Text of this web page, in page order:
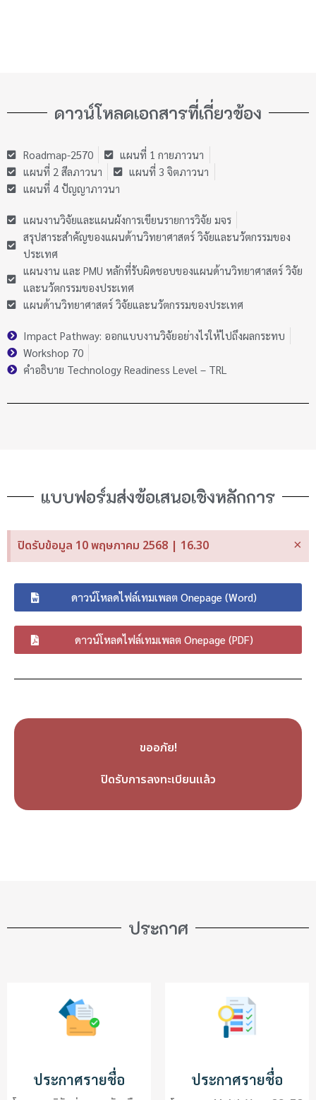
ดาวน์โหลดเอกสารที่เกี่ยวข้อง
Roadmap-2570
แผนที่ 1 กายภาวนา
แผนที่ 2 สีลภาวนา
แผนที่ 3 จิตภาวนา
แผนที่ 4 ปัญญาภาวนา
แผนงานวิจัยและแผนผังการเขียนรายการวิจัย มจร
สรุปสาระสำคัญของแผนด้านวิทยาศาสตร์ วิจัยและนวัตกรรมของ
ประเทศ
แผนงาน และ PMU หลักที่รับผิดชอบของแผนด้านวิทยาศาสตร์ วิจัย
และนวัตกรรมของประเทศ
แผนด้านวิทยาศาสตร์ วิจัยและนวัตกรรมของประเทศ
Impact Pathway: ออกแบบงานวิจัยอย่างไรให้ไปถึงผลกระทบ
Workshop 70
คำอธิบาย Technology Readiness Level – TRL
แบบฟอร์มส่งข้อเสนอเชิงหลักการ
ปิดรับข้อมูล 10 พฤษภาคม 2568 | 16.30 ×
ดาวน์โหลดไฟล์เทมเพลต Onepage (Word)
ดาวน์โหลดไฟล์เทมเพลต Onepage (PDF)
ขออภัย!
ปิดรับการลงทะเบียนแล้ว
ประกาศ
ประกาศรายชื่อ ประกาศรายชื่อ